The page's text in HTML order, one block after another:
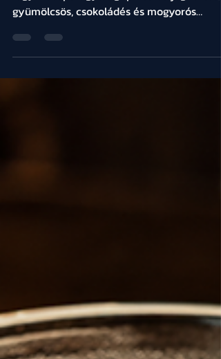
Öt egyszerű, hozzáadott cukor nélküli házi
fagyi recept fagylaltgép nélkül: joghurtos,